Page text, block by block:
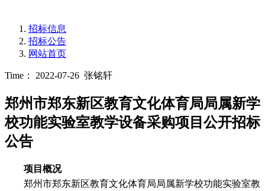
招标信息
招标公告
网站首页
Time： 2022-07-26 张铭轩
郑州市郑东新区教育文化体育局局属新学
校功能实验室教学设备采购项目公开招标
公告
项目概况
郑州市郑东新区教育文化体育局局属新学校功能实验室教